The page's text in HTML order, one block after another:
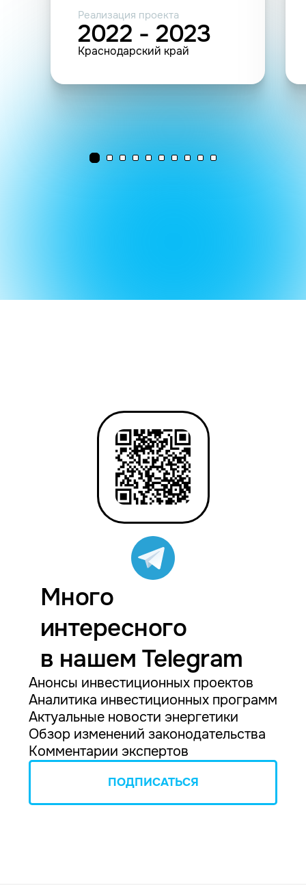
Кудепста, ПС 110 кВ Адлер)
Реализация проекта
2022 - 2023
Краснодарский край
Много
интересного
в нашем Telegram
Анонсы инвестиционных проектов
Аналитика инвестиционных программ
Актуальные новости энергетики
Обзор изменений законодательства
Комментарии экспертов
ПОДПИСАТЬСЯ